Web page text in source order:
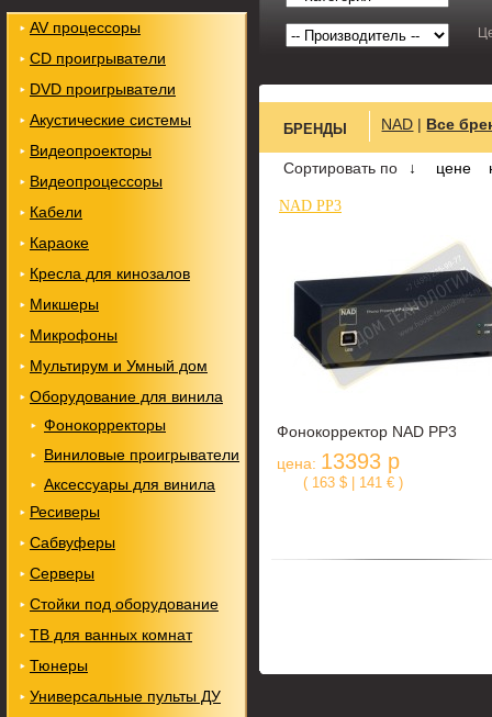
БРЕНДЫ NAD | Все
Сортировать по ↓ цене
NAD PP3
Фонокорректор NAD PP3
цена: 13393 р
( 163 $ | 141 € )
AV процессоры
CD проигрыватели
DVD проигрыватели
Акустические системы
Видеопроекторы
Видеопроцессоры
Кабели
Караоке
Кресла для кинозалов
Микшеры
Микрофоны
Мультирум и Умный дом
Оборудование для винила
Фонокорректоры
Виниловые проигрыватели
Аксессуары для винила
Ресиверы
Сабвуферы
Серверы
Стойки под оборудование
ТВ для ванных комнат
Тюнеры
Универсальные пульты ДУ